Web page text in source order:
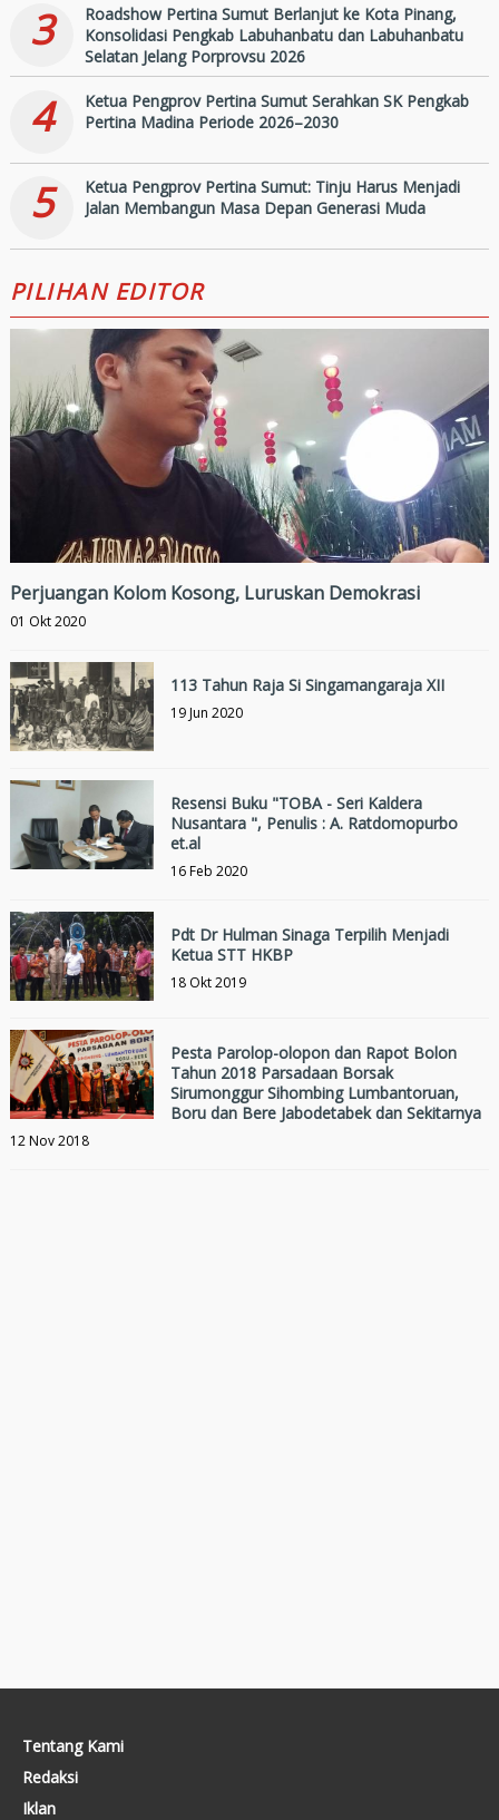
3
Roadshow Pertina Sumut Berlanjut ke Kota Pinang,
Konsolidasi Pengkab Labuhanbatu dan Labuhanbatu
Selatan Jelang Porprovsu 2026
4
Ketua Pengprov Pertina Sumut Serahkan SK Pengkab
Pertina Madina Periode 2026–2030
5
Ketua Pengprov Pertina Sumut: Tinju Harus Menjadi
Jalan Membangun Masa Depan Generasi Muda
PILIHAN EDITOR
Perjuangan Kolom Kosong, Luruskan Demokrasi
01 Okt 2020
113 Tahun Raja Si Singamangaraja XII
19 Jun 2020
Resensi Buku "TOBA - Seri Kaldera
Nusantara ", Penulis : A. Ratdomopurbo
et.al
16 Feb 2020
Pdt Dr Hulman Sinaga Terpilih Menjadi
Ketua STT HKBP
18 Okt 2019
Pesta Parolop-olopon dan Rapot Bolon
Tahun 2018 Parsadaan Borsak
Sirumonggur Sihombing Lumbantoruan,
Boru dan Bere Jabodetabek dan Sekitarnya
12 Nov 2018
Tentang Kami
Redaksi
Iklan